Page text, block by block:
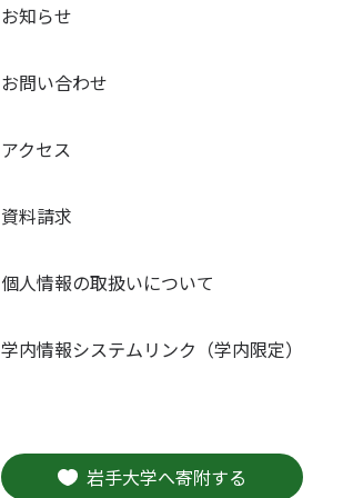
お知らせ
お問い合わせ
アクセス
資料請求
個人情報の取扱いについて
学内情報システムリンク（学内限定）
岩手大学へ寄附する